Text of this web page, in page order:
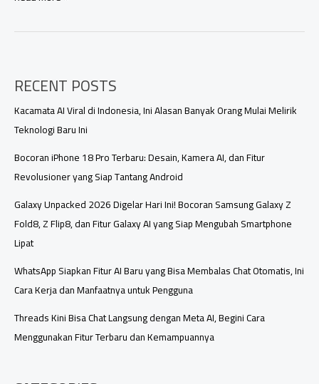
Perusak
Harga
Pasar
RECENT POSTS
Kacamata AI Viral di Indonesia, Ini Alasan Banyak Orang Mulai Melirik
Teknologi Baru Ini
Bocoran iPhone 18 Pro Terbaru: Desain, Kamera AI, dan Fitur
Revolusioner yang Siap Tantang Android
Galaxy Unpacked 2026 Digelar Hari Ini! Bocoran Samsung Galaxy Z
Fold8, Z Flip8, dan Fitur Galaxy AI yang Siap Mengubah Smartphone
Lipat
WhatsApp Siapkan Fitur AI Baru yang Bisa Membalas Chat Otomatis, Ini
Cara Kerja dan Manfaatnya untuk Pengguna
Threads Kini Bisa Chat Langsung dengan Meta AI, Begini Cara
Menggunakan Fitur Terbaru dan Kemampuannya